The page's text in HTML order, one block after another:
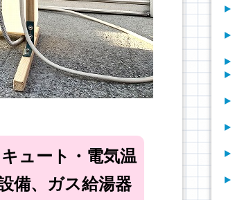
ュート・電気温
備、ガス給湯器